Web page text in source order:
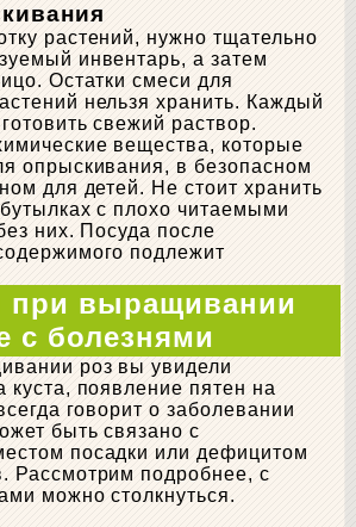
растений, нужно тщательно
инвентарь, а затем
Остатки смеси для
нельзя хранить. Каждый
свежий раствор.
вещества, которые
опрыскивания, в безопасном
для детей. Не стоит хранить
с плохо читаемыми
них. Посуда после
подлежит
выращивании
с болезнями
роз вы увидели
куста, появление пятен на
говорит о заболевании
быть связано с
посадки или дефицитом
Рассмотрим подробнее, с
можно столкнуться.